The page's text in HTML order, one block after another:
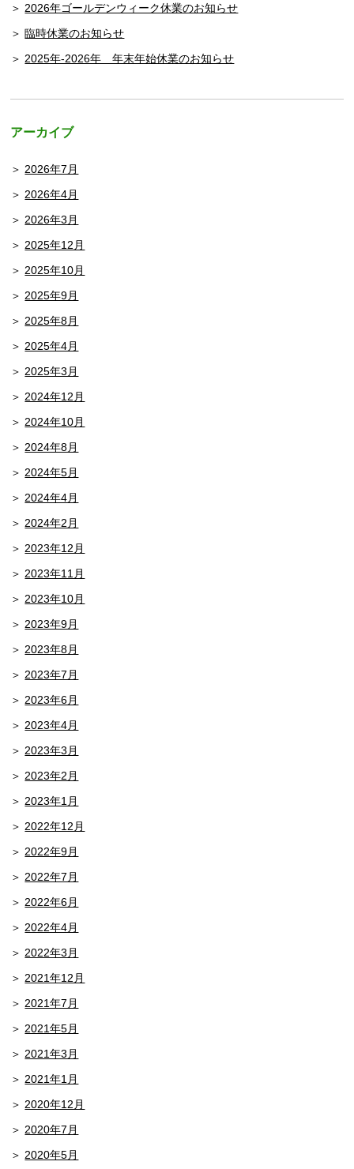
2026年ゴールデンウィーク休業のお知らせ
臨時休業のお知らせ
2025年-2026年 年末年始休業のお知らせ
アーカイブ
2026年7月
2026年4月
2026年3月
2025年12月
2025年10月
2025年9月
2025年8月
2025年4月
2025年3月
2024年12月
2024年10月
2024年8月
2024年5月
2024年4月
2024年2月
2023年12月
2023年11月
2023年10月
2023年9月
2023年8月
2023年7月
2023年6月
2023年4月
2023年3月
2023年2月
2023年1月
2022年12月
2022年9月
2022年7月
2022年6月
2022年4月
2022年3月
2021年12月
2021年7月
2021年5月
2021年3月
2021年1月
2020年12月
2020年7月
2020年5月